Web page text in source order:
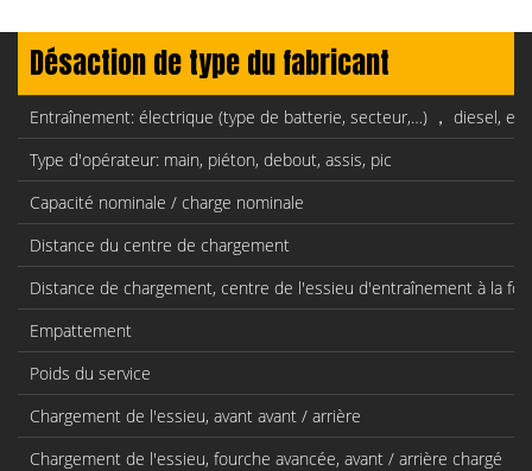
Désaction de type du fabricant
Entraînement: électrique (type de batterie, secteur,…) ， diesel,
Type d'opérateur: main, piéton, debout, assis, pic
Capacité nominale / charge nominale
Distance du centre de chargement
Distance de chargement, centre de l'essieu d'entraînement à la
Empattement
Poids du service
Chargement de l'essieu, avant avant / arrière
Chargement de l'essieu, fourche avancée, avant / arrière chargé